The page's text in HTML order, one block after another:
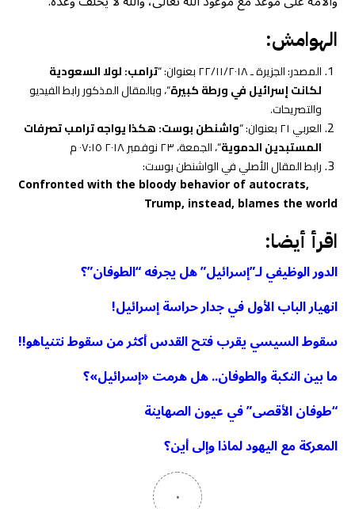
الهوامش:
المصدر: الجزيرة ـ ٢٢/١١/٢٠١٨ بعنوان: “
ترامب: لولا السعودية
لكانت إسرائيل في ورطة كبيرة“، وبالمقال المذكور رابط الفيديو
والتصريحات.
العربي ٢١ بعنوان: “
واشنطن بوست: هكذا يواجه ترامب تصرفات
المستبدين الدموية“، الجمعة، ٢٣ نوفمبر ٢٠١٨ ٠٧:١٥ م
رابط المقال الأصلي في الواشنطن بوست:
Confronted with the bloody behavior of autocrats,
Trump, instead, blames the world
اقرأ أيضا:
الدور الوظيفي لـ”إسرائيل” هل يجرفه “الطوفان”؟
انهيار الباب الأول في جدار حراسة إسرائيل!
سقوط السيسي يقرب فتح القدس أكثر من سقوط نتنياهو!!
ما بين النكبة والطوفان.. هل هرمت «إسرائيل»؟
“طوفان الأقصى” في عيون الصهاينة
المعركة مع اليهود لماذا وإلى أين؟
٠